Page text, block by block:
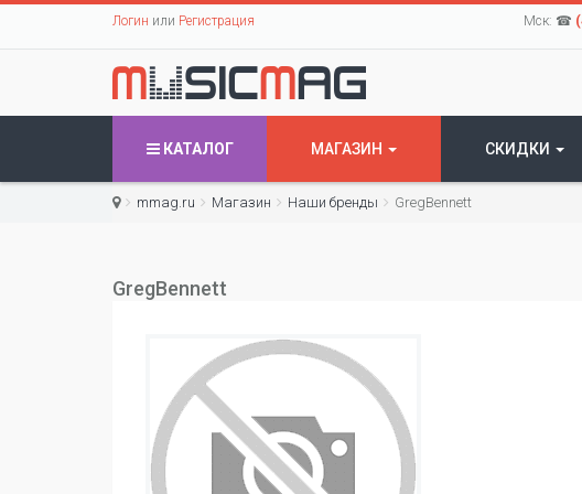
Логин или Регистрация Мск: ☎
КАТАЛОГ МАГАЗИН СКИДКИ
mmag.ru Магазин Наши бренды GregBennett
GregBennett